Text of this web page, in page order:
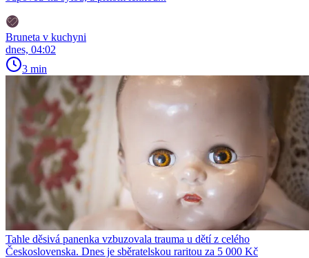
Bruneta v kuchyni
dnes, 04:02
3 min
Tahle děsivá panenka vzbuzovala trauma u dětí z celého
Československa. Dnes je sběratelskou raritou za 5 000 Kč